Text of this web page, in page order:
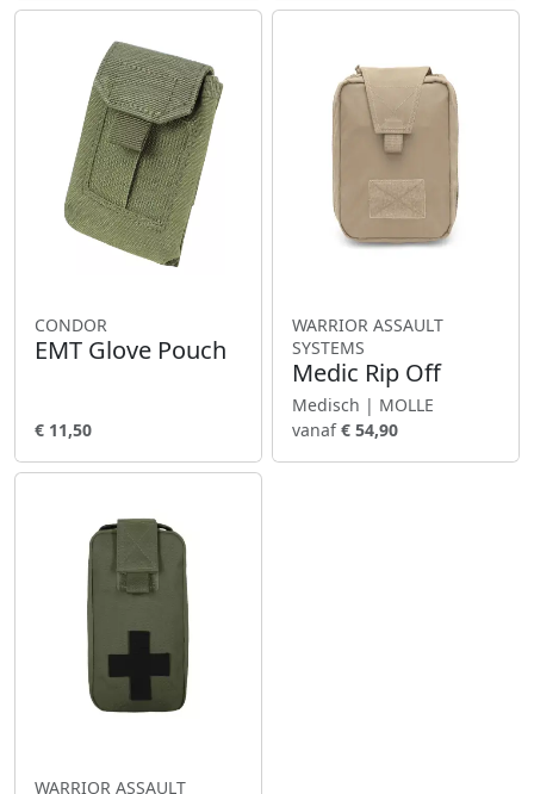
CONDOR
EMT Glove Pouch
€ 11,50
WARRIOR ASSAULT
SYSTEMS
Medic Rip Off
Medisch | MOLLE
vanaf€ 54,90
WARRIOR ASSAULT